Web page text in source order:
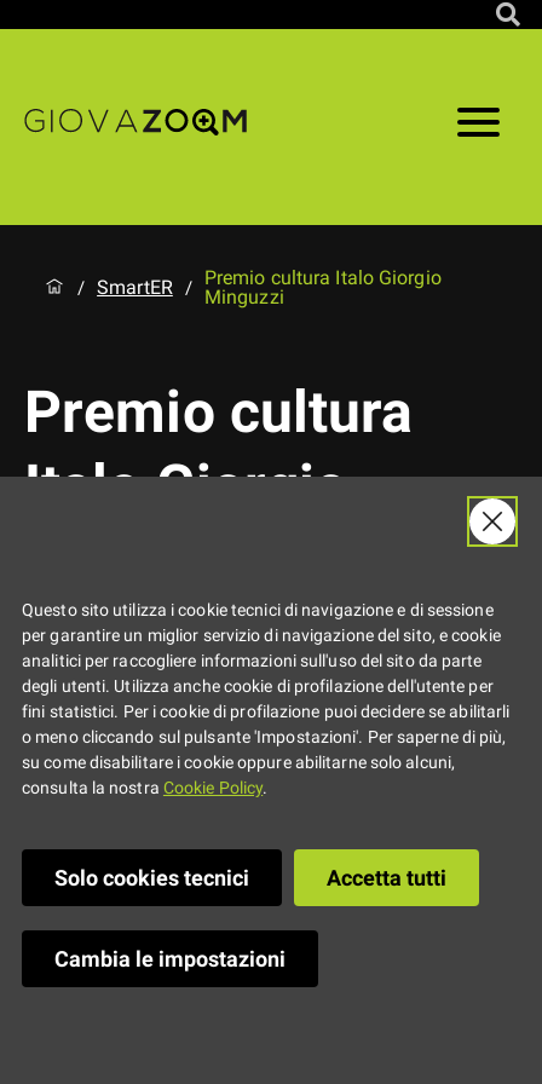
/ SmartER /
Premio cultura Italo Giorgio
Minguzzi
Premio cultura
Italo Giorgio
Bando di concorso
Questo sito utilizza i cookie tecnici di navigazione e di sessione
per garantire un miglior servizio di navigazione del sito, e cookie
analitici per raccogliere informazioni sull'uso del sito da parte
degli utenti. Utilizza anche cookie di profilazione dell'utente per
fini statistici. Per i cookie di profilazione puoi decidere se abilitarli
o meno cliccando sul pulsante 'Impostazioni'. Per saperne di più,
su come disabilitare i cookie oppure abilitarne solo alcuni,
consulta la nostra Cookie Policy.
Solo cookies tecnici Accetta tutti
Cambia le impostazioni